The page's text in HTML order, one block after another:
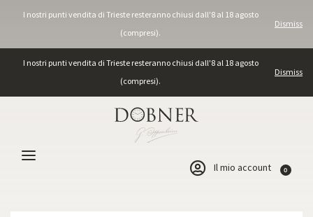
I nostri punti vendita di Trieste resteranno chiusi dall'8 al 18 agosto
(compresi).
Dismiss
I nostri punti vendita di Trieste resteranno chiusi dall'8 al 18 agosto
(compresi).
Dismiss
Il mio account 0